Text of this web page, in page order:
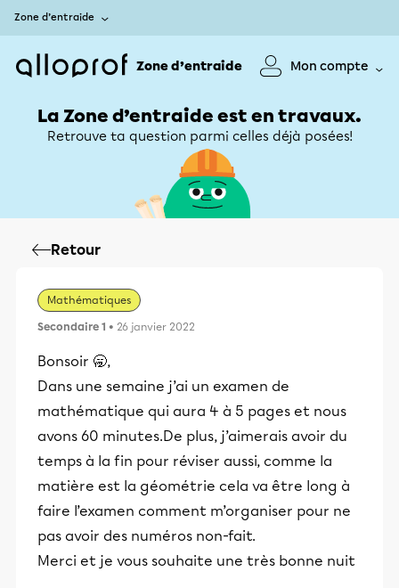
Zone d’entraide
Zone d’entraide Mon compte
La Zone d’entraide est en travaux.
Retrouve ta question parmi celles déjà posées!
Retour
Mathématiques
Secondaire 1 • 26 janvier 2022
Bonsoir 🥱,
Dans une semaine j’ai un examen de
mathématique qui aura 4 à 5 pages et nous
avons 60 minutes.De plus, j’aimerais avoir du
temps à la fin pour réviser aussi, comme la
matière est la géométrie cela va être long à
faire l’examen comment m’organiser pour ne
pas avoir des numéros non-fait.
Merci et je vous souhaite une très bonne nuit